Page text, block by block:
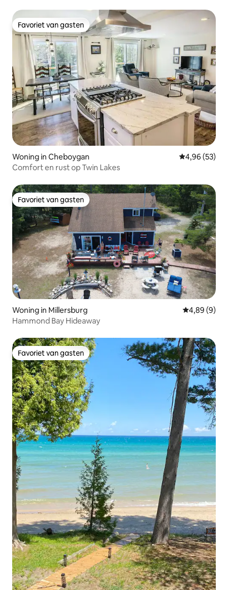
Favoriet van gasten
Favoriet van gasten
Woning in Cheboygan Gemiddelde
4,96 (53)
Comfort en rust op Twin Lakes
Favoriet van gasten
Favoriet van gasten
Woning in Millersburg Gemiddelde
4,89 (9)
Hammond Bay Hideaway
Favoriet van gasten
Favoriet van gasten